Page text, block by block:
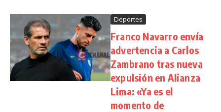
Deportes
Franco Navarro envía
advertencia a Carlos
Zambrano tras nueva
expulsión en Alianza
Lima: «Ya es el
momento de